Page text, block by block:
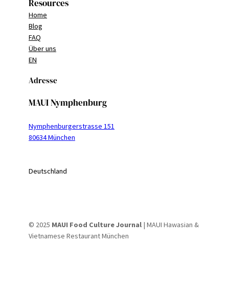
Resources
Home
Blog
FAQ
Über uns
EN
Adresse
MAUI Nymphenburg
Nymphenburgerstrasse 151
80634 München
Deutschland
© 2025 MAUI Food Culture Journal | MAUI Hawasian &
Vietnamese Restaurant München